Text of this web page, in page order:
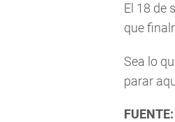
El 18 de
que
Sea lo
parar
FUENTE: